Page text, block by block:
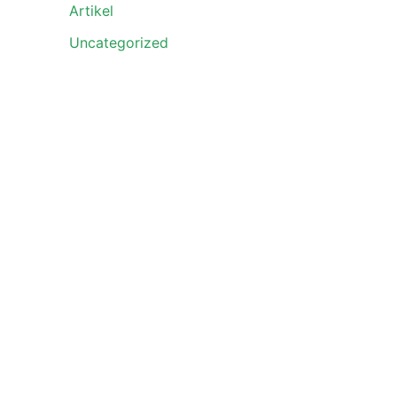
Artikel
Uncategorized